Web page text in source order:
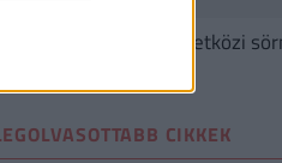
Nemzetközi
CIKKEK